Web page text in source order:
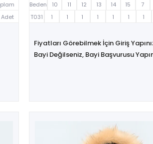
Adet
Beden 10 11 12 13 14 15
7
T031
1 1 1 1 1 1 1
Fiyatları Görebilmek İçin Giriş
Bayi Değilseniz, Bayi Başvurusu